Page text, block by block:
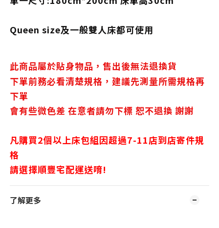
Queen size及一般雙人床都可使用
此商品屬於貼身物品，售出後無法退換貨
下單前務必看清楚規格，建議先測量所需規格再
下單
會有些微色差 在意者請勿下標 恕不退換 謝謝
凡購買2個以上床包組因超過7-11店到店寄件規
格
請選擇順豐宅配運送唷!
了解更多